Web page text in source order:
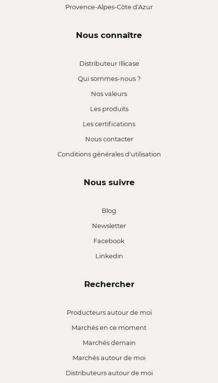
Provence-Alpes-Côte d'Azur
Nous connaître
Distributeur Illicase
Qui sommes-nous ?
Nos valeurs
Les produits
Les certifications
Nous contacter
Conditions générales d'utilisation
Nous suivre
Blog
Newsletter
Facebook
Linkedin
Rechercher
Producteurs autour de moi
Marchés en ce moment
Marchés demain
Marchés autour de moi
Distributeurs autour de moi